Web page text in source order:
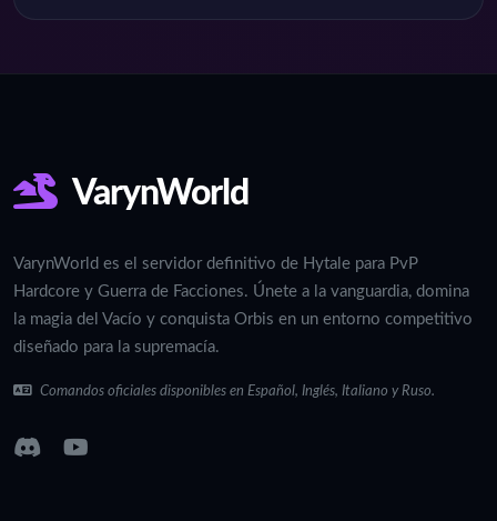
VarynWorld
VarynWorld es el servidor definitivo de Hytale para PvP
Hardcore y Guerra de Facciones. Únete a la vanguardia, domina
la magia del Vacío y conquista Orbis en un entorno competitivo
diseñado para la supremacía.
Comandos oficiales disponibles en Español, Inglés, Italiano y Ruso.